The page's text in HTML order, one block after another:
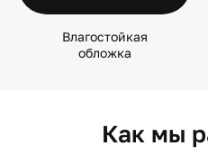
Влагостойкая
обложка
Как мы